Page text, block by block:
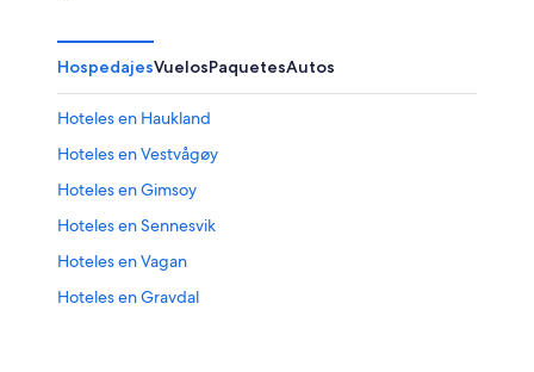
HospedajesVuelosPaquetesAutos
Hoteles en Haukland
Hoteles en Vestvågøy
Hoteles en Gimsoy
Hoteles en Sennesvik
Hoteles en Vagan
Hoteles en Gravdal